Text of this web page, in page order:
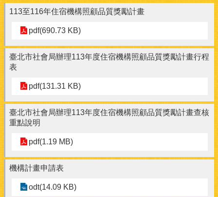
113至116年住宿機構照顧品質獎勵計畫
pdf(690.73 KB)
臺北市社會局辦理113年度住宿機構照顧品質獎勵計畫行程
表
pdf(131.31 KB)
臺北市社會局辦理113年度住宿機構照顧品質獎勵計畫查核
重點說明
pdf(1.19 MB)
機構計畫申請表
odt(14.09 KB)